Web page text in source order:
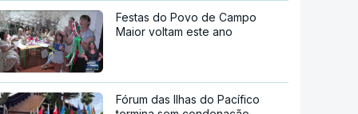
Festas do Povo de Campo
Maior voltam este ano
Fórum das Ilhas do Pacífico